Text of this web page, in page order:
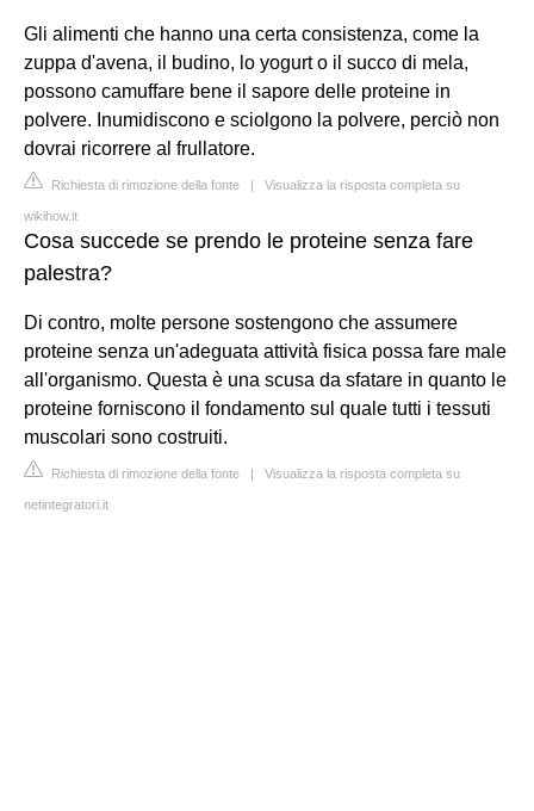
Gli alimenti che hanno una certa consistenza, come la
zuppa d'avena, il budino, lo yogurt o il succo di mela,
possono camuffare bene il sapore delle proteine in
polvere. Inumidiscono e sciolgono la polvere, perciò non
dovrai ricorrere al frullatore.
Richiesta di rimozione della fonte | Visualizza la risposta completa su
wikihow.it
Cosa succede se prendo le proteine senza fare
palestra?
Di contro, molte persone sostengono che assumere
proteine senza un'adeguata attività fisica possa fare male
all'organismo. Questa è una scusa da sfatare in quanto le
proteine forniscono il fondamento sul quale tutti i tessuti
muscolari sono costruiti.
Richiesta di rimozione della fonte | Visualizza la risposta completa su
netintegratori.it